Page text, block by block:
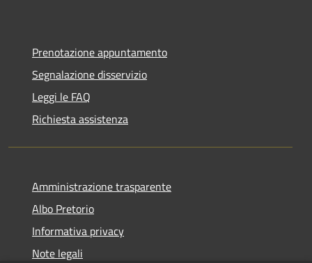
Prenotazione appuntamento
Segnalazione disservizio
Leggi le FAQ
Richiesta assistenza
Amministrazione trasparente
Albo Pretorio
Informativa privacy
Note legali